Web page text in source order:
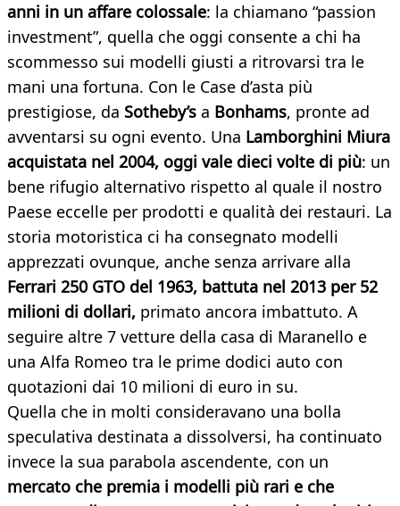
anni in un affare colossale: la chiamano “passion
investment”, quella che oggi consente a chi ha
scommesso sui modelli giusti a ritrovarsi tra le
mani una fortuna. Con le Case d’asta più
prestigiose, da Sotheby’s a Bonhams, pronte ad
avventarsi su ogni evento. Una Lamborghini Miura
acquistata nel 2004, oggi vale dieci volte di più: un
bene rifugio alternativo rispetto al quale il nostro
Paese eccelle per prodotti e qualità dei restauri. La
storia motoristica ci ha consegnato modelli
apprezzati ovunque, anche senza arrivare alla
Ferrari 250 GTO del 1963, battuta nel 2013 per 52
milioni di dollari, primato ancora imbattuto. A
seguire altre 7 vetture della casa di Maranello e
una Alfa Romeo tra le prime dodici auto con
quotazioni dai 10 milioni di euro in su.
Quella che in molti consideravano una bolla
speculativa destinata a dissolversi, ha continuato
invece la sua parabola ascendente, con un
mercato che premia i modelli più rari e che